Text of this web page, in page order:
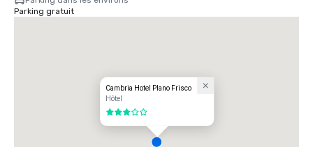
Parking gratuit
Cambria Hotel Plano Frisco
Hôtel
3 sur 5